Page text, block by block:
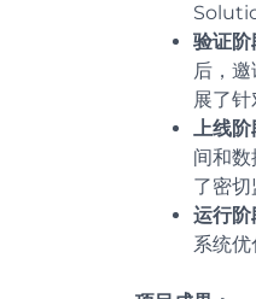
验证阶
后，
展了
上线阶
间和
了密切
运行阶
系统优